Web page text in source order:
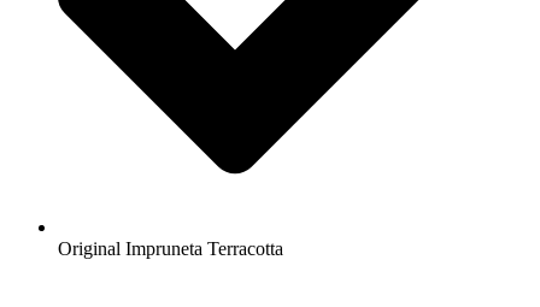
Original Impruneta Terracotta